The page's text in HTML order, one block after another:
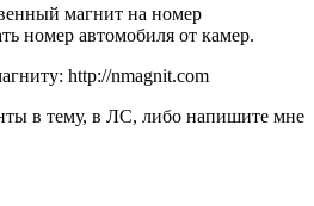
магнит на номер
номер автомобиля от камер.
http://nmagnit.com
в тему, в ЛС, либо напишите мне